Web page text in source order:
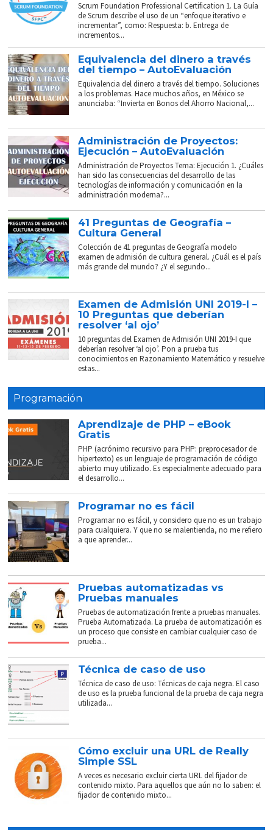
Scrum Foundation Professional Certification 1. La Guía
de Scrum describe el uso de un “enfoque iterativo e
incrementar”, como: Respuesta: b. Entrega de
incrementos...
Equivalencia del dinero a través
del tiempo – AutoEvaluación
Equivalencia del dinero a través del tiempo. Soluciones
a los problemas. Hace muchos años, en México se
anunciaba: “Invierta en Bonos del Ahorro Nacional,...
Administración de Proyectos:
Ejecución – AutoEvaluación
Administración de Proyectos Tema: Ejecución 1. ¿Cuáles
han sido las consecuencias del desarrollo de las
tecnologías de información y comunicación en la
administración moderna?...
41 Preguntas de Geografía –
Cultura General
Colección de 41 preguntas de Geografía modelo
examen de admisión de cultura general. ¿Cuál es el país
más grande del mundo? ¿Y el segundo...
Examen de Admisión UNI 2019-I –
10 Preguntas que deberían
resolver ‘al ojo’
10 preguntas del Examen de Admisión UNI 2019-I que
deberían resolver ‘al ojo’. Pon a prueba tus
conocimientos en Razonamiento Matemático y resuelve
estas...
Programación
Aprendizaje de PHP – eBook
Gratis
PHP (acrónimo recursivo para PHP: preprocesador de
hipertexto) es un lenguaje de programación de código
abierto muy utilizado. Es especialmente adecuado para
el desarrollo...
Programar no es fácil
Programar no es fácil, y considero que no es un trabajo
para cualquiera. Y que no se malentienda, no me refiero
a que aprender...
Pruebas automatizadas vs
Pruebas manuales
Pruebas de automatización frente a pruebas manuales.
Prueba Automatizada. La prueba de automatización es
un proceso que consiste en cambiar cualquier caso de
prueba...
Técnica de caso de uso
Técnica de caso de uso: Técnicas de caja negra. El caso
de uso es la prueba funcional de la prueba de caja negra
utilizada...
Cómo excluir una URL de Really
Simple SSL
A veces es necesario excluir cierta URL del fijador de
contenido mixto. Para aquellos que aún no lo saben: el
fijador de contenido mixto...